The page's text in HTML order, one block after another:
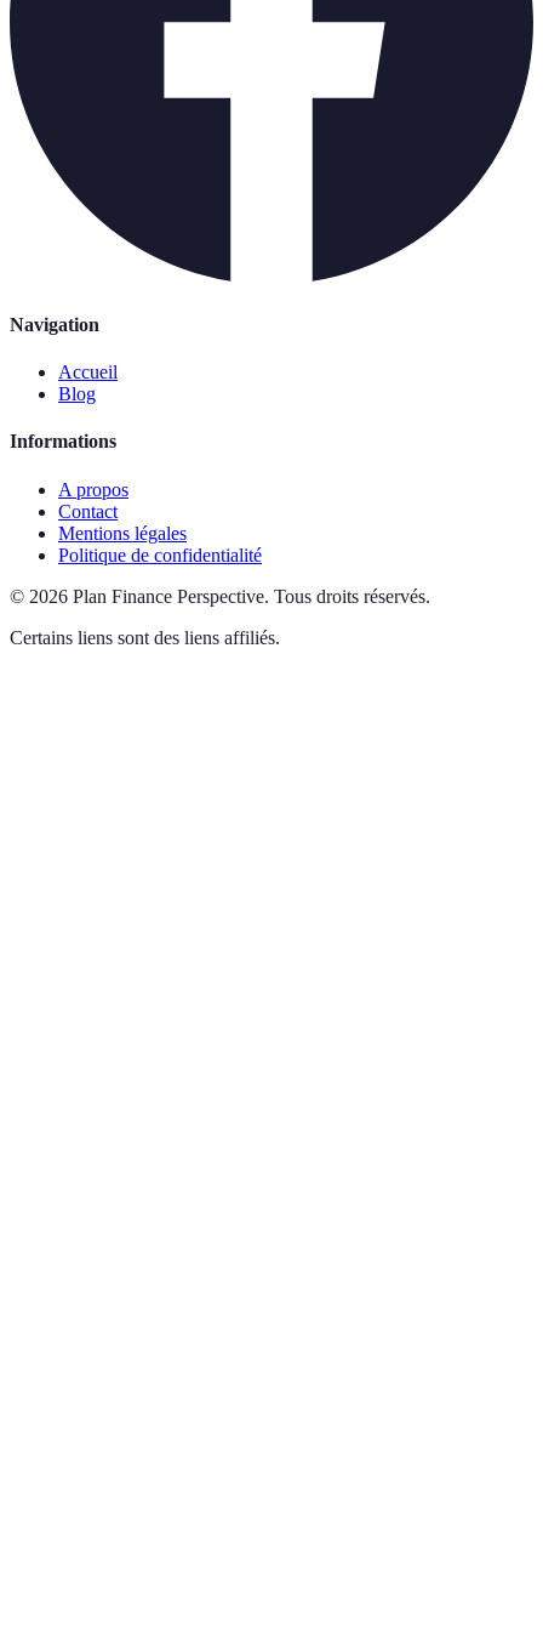
Navigation
Accueil
Blog
Informations
A propos
Contact
Mentions légales
Politique de confidentialité
© 2026 Plan Finance Perspective. Tous droits réservés.
Certains liens sont des liens affiliés.